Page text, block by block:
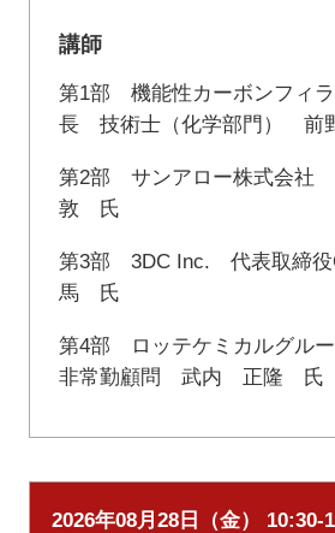
講師
第1部 機能性カーボンフィ
長 技術士（化学部門）
第2部 サンアロー株式会
敦 氏
第3部 3DC Inc. 代表取締
馬 氏
第4部 ロッテケミカルグル
非常勤顧問 武内 正隆 氏
2026年08月28日（金） 10:30-